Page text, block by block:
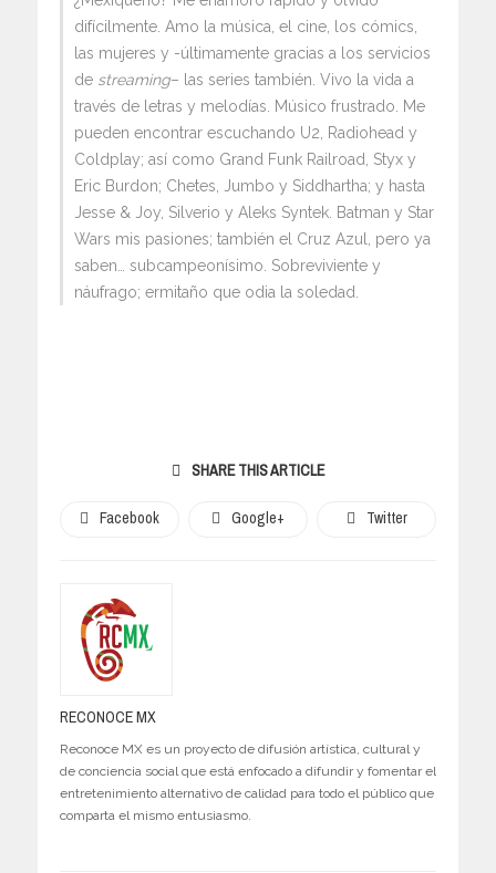
difícilmente. Amo la música, el cine, los cómics,
las mujeres y -últimamente gracias a los servicios
de streaming– las series también. Vivo la vida a
través de letras y melodías. Músico frustrado. Me
pueden encontrar escuchando U2, Radiohead y
Coldplay; así como Grand Funk Railroad, Styx y
Eric Burdon; Chetes, Jumbo y Siddhartha; y hasta
Jesse & Joy, Silverio y Aleks Syntek. Batman y Star
Wars mis pasiones; también el Cruz Azul, pero ya
saben… subcampeonísimo. Sobreviviente y
náufrago; ermitaño que odia la soledad.
SHARE THIS ARTICLE
Facebook Google+ Twitter
RECONOCE MX
Reconoce MX es un proyecto de difusión artística, cultural y
de conciencia social que está enfocado a difundir y fomentar el
entretenimiento alternativo de calidad para todo el público que
comparta el mismo entusiasmo.